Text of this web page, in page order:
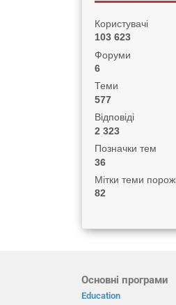
Користувачі
103 623
Форуми
6
Теми
577
Відповіді
2 323
Позначки тем
36
Мітки теми
82
Основні програми
Education